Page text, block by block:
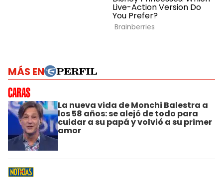
MÁS EN
La nueva vida de Monchi Balestra a
los 58 años: se alejó de todo para
cuidar a su papá y volvió a su primer
amor